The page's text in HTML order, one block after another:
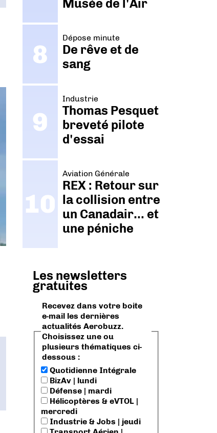
Musée de l'Air
Dépose minute
De rêve et de
sang
Industrie
Thomas Pesquet
breveté pilote
d'essai
Aviation Générale
REX : Retour sur
la collision entre
un Canadair… et
une péniche
Les newsletters
gratuites
Recevez dans votre boite
e-mail les dernières
actualités Aerobuzz.
Choisissez une ou
plusieurs thématiques ci-
dessous :
Quotidienne Intégrale
BizAv | lundi
Défense | mardi
Hélicoptères & eVTOL |
mercredi
Industrie & Jobs | jeudi